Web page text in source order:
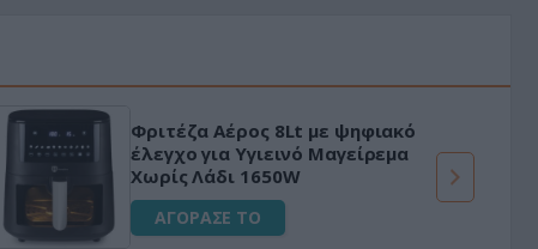
Φριτέζα Αέρος 8Lt με ψηφιακό
έλεγχο για Υγιεινό Μαγείρεμα
Χωρίς Λάδι 1650W
ΑΓΟΡΑΣΕ ΤΟ